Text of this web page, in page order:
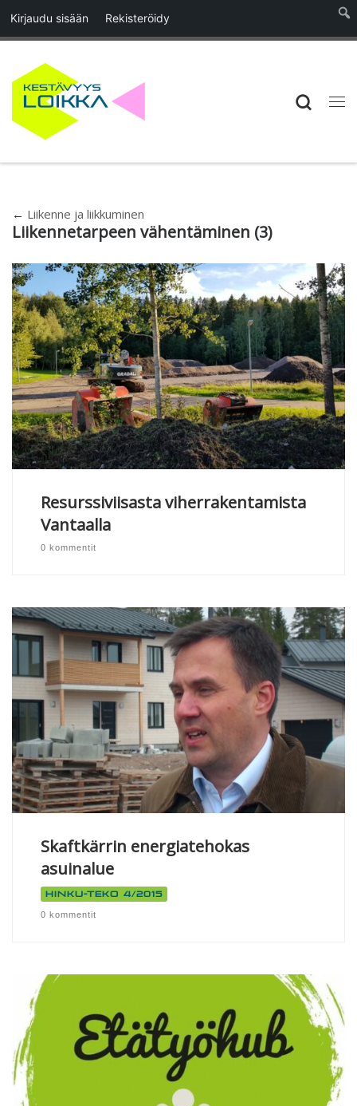
Kirjaudu sisään Rekisteröidy
Skip to content
← Liikenne ja liikkuminen
Liikennetarpeen vähentäminen (3)
Resurssiviisasta viherrakentamista
Vantaalla
0 kommentit
Skaftkärrin energiatehokas
asuinalue
Hinku-teko 4/2015
0 kommentit